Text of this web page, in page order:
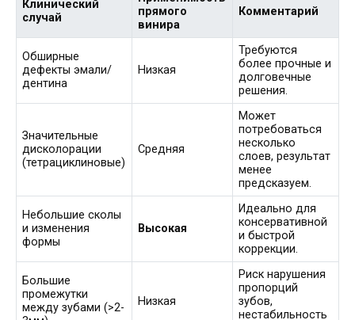
Клинический
случай
прямого
винира
Комментарий
Обширные
дефекты эмали/
дентина
Низкая
Требуются
более прочные и
долговечные
решения.
Значительные
дисколорации
(тетрациклиновые)
Средняя
Может
потребоваться
несколько
слоев, результат
менее
предсказуем.
Небольшие сколы
и изменения
формы
Высокая
Идеально для
консервативной
и быстрой
коррекции.
Большие
промежутки
между зубами (>2-
Низкая
Риск нарушения
пропорций
зубов,
нестабильность